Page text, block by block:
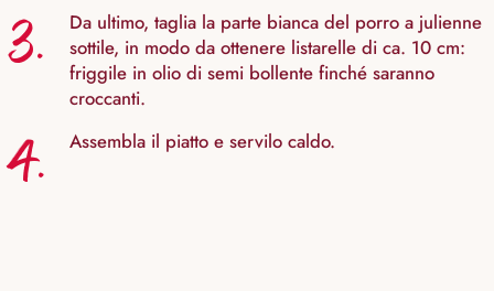
3.
Da ultimo, taglia la parte bianca del porro a julienne
sottile, in modo da ottenere listarelle di ca. 10 cm:
friggile in olio di semi bollente finché saranno
croccanti.
4. Assembla il piatto e servilo caldo.